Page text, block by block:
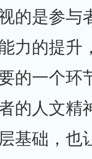
的是参与
力的提升
的一个环
的人文精
基础，也